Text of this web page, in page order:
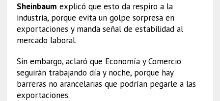
Sheinbaum explicó que esto da respiro a la
industria, porque evita un golpe sorpresa en
exportaciones y manda señal de estabilidad al
mercado laboral.
Sin embargo, aclaró que Economía y Comercio
seguirán trabajando día y noche, porque hay
barreras no arancelarias que podrían pegarle a las
exportaciones.